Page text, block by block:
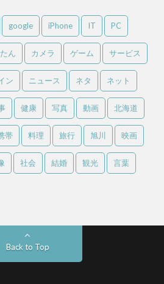
google iPhone IT PC
ん カメラ ゲーム サービス
ン ニュース ネタ ネット
健康 写真 動画 北海道
帯 料理 旅行 旭川 映画
社会 結婚 観光 言葉
Back to Top